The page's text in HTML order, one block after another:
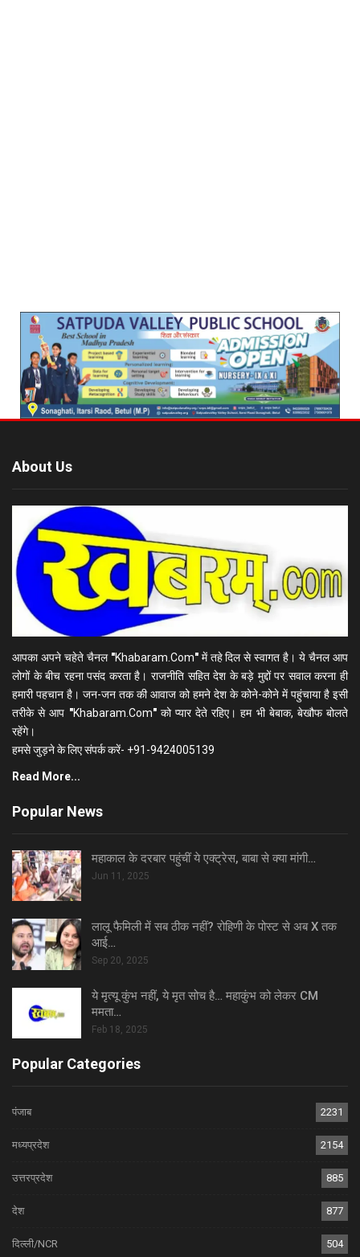
About Us
आपका अपने चहेते चैनल "Khabaram.Com"में तहे दिल से स्वागत है। ये चैनल आप
लोगों के बीच रहना पसंद करता है। राजनीति सहित देश के बड़े मुद्दों पर सवाल करना ही
हमारी पहचान है। जन-जन तक की आवाज को हमने देश के कोने-कोने में पहुंचाया है इसी
तरीके से आप "Khabaram.Com"को प्यार देते रहिए। हम भी बेबाक, बेखौफ बोलते
रहेंगे।
हमसे जुड़ने के लिए संपर्क करें- +91-9424005139
Read More...
Popular News
महाकाल के दरबार पहुंचीं ये एक्ट्रेस, बाबा से क्या मांगी…
Jun 11, 2025
लालू फैमिली में सब ठीक नहीं? रोहिणी के पोस्ट से अब X तक
आई…
Sep 20, 2025
ये मृत्यू कुंभ नहीं, ये मृत सोच है… महाकुंभ को लेकर CM
ममता…
Feb 18, 2025
Popular Categories
पंजाब 2231
मध्यप्रदेश 2154
उत्तरप्रदेश 885
देश 877
दिल्ली/NCR 504